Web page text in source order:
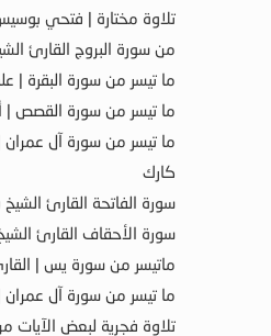
تلاوة مختارة | فتحي
من سورة البروج القارئ
ما تيسر من سورة البقرة |
ما تيسر من سورة القصص |
ما تيسر من سورة آل
كارك
سورة الفاتحة القارئ
سورة الأحقاف القارئ
ماتيسر من سورة يس |
ما تيسر من سورة آل عمران
تلاوة فجرية لبعض الآيات